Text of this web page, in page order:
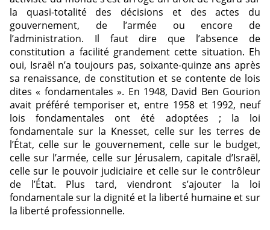
la quasi-totalité des décisions et des actes du
gouvernement, de l’armée ou encore de
l’administration. Il faut dire que l’absence de
constitution a facilité grandement cette situation. Eh
oui, Israël n’a toujours pas, soixante-quinze ans après
sa renaissance, de constitution et se contente de lois
dites « fondamentales ». En 1948, David Ben Gourion
avait préféré temporiser et, entre 1958 et 1992, neuf
lois fondamentales ont été adoptées ; la loi
fondamentale sur la Knesset, celle sur les terres de
l’État, celle sur le gouvernement, celle sur le budget,
celle sur l’armée, celle sur Jérusalem, capitale d’Israël,
celle sur le pouvoir judiciaire et celle sur le contrôleur
de l’État. Plus tard, viendront s’ajouter la loi
fondamentale sur la dignité et la liberté humaine et sur
la liberté professionnelle.